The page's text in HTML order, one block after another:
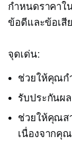
กำหนดราคาใ
ข้อดีและข้อเสี
จุดเด่น:
ช่วยให้คุณก
รับประกันผ
ช่วยให้คุณส
เนื่องจากคุ